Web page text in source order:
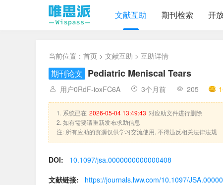
文献互助 期刊检索 开
当前位置： 首页 > 文献互助 > 互助详情
期刊论文 Pediatric Meniscal Tears
用户0RdF-ioxFC6A 3个月前 205
1. 系统已在 2026-05-04 13:49:43 对应助文件进行删除
2. 如有需要请重新发布求助信息
注: 所有应助的资源仅供学习交流使用, 不得违反相关法律法规
DOI:
10.1097/jsa.0000000000000408
文献链接:
https://journals.lww.com/10.1097/